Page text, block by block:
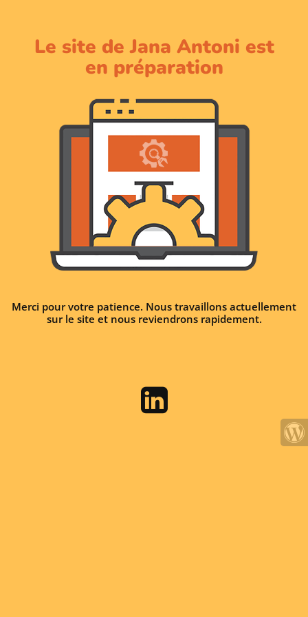
Le site de Jana Antoni est
en préparation
Merci pour votre patience. Nous travaillons actuellement
sur le site et nous reviendrons rapidement.